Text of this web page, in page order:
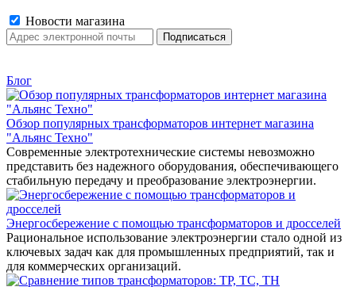
Новости магазина
Блог
Обзор популярных трансформаторов интернет магазина
"Альянс Техно"
Современные электротехнические системы невозможно
представить без надежного оборудования, обеспечивающего
стабильную передачу и преобразование электроэнергии.
Энергосбережение с помощью трансформаторов и дросселей
Рациональное использование электроэнергии стало одной из
ключевых задач как для промышленных предприятий, так и
для коммерческих организаций.